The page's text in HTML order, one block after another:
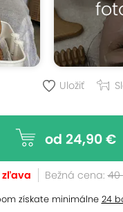
Uložiť
od 24,90 €
zľava Bežná cena: 40
získate minimálne 24